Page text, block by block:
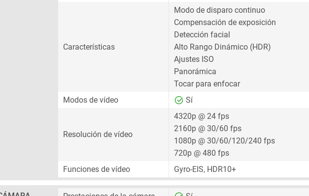
Características
Modo de disparo continuo
Compensación de exposición
Detección facial
Alto Rango Dinámico (HDR)
Ajustes ISO
Panorámica
Tocar para enfocar
Modos de vídeo
Sí
Resolución de vídeo
4320p @ 24 fps
2160p @ 30/60 fps
1080p @ 30/60/120/240 fps
720p @ 480 fps
Funciones de vídeo
Gyro-EIS, HDR10+